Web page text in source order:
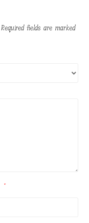
Required fields are marked
*